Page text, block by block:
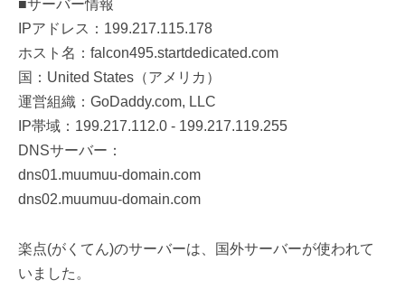
■サーバー情報
IPアドレス：199.217.115.178
ホスト名：falcon495.startdedicated.com
国：United States（アメリカ）
運営組織：GoDaddy.com, LLC
IP帯域：199.217.112.0 - 199.217.119.255
DNSサーバー：
dns01.muumuu-domain.com
dns02.muumuu-domain.com
楽点(がくてん)のサーバーは、国外サーバーが使われて
いました。